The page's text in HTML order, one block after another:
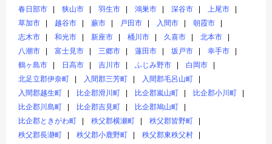
春日部市
狭山市 羽生市 鴻巣市 深谷市
上尾市
草加市
越谷市 蕨市 戸田市 入間市
朝霞市
志木市
和光市 新座市 桶川市 久喜市
北本市
八潮市
富士見市 三郷市 蓮田市 坂戸市
幸手市
鶴ヶ島市
日高市 吉川市 ふじみ野市
白岡市
北足立郡伊奈町
入間郡三芳町
入間郡毛呂山町
入間郡越生町
比企郡滑川町 比企郡嵐山町
比企郡小川町
比企郡川島町
比企郡吉見町
比企郡鳩山町
比企郡ときがわ町
秩父郡横瀬町
秩父郡皆野町
秩父郡長瀞町
秩父郡小鹿野町
秩父郡東秩父村